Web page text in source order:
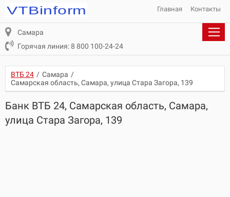
Главная Контакты
Самара
Горячая линия: 8 800 100-24-24
ВТБ 24 / Самара /
Самарская область, Самара, улица Стара Загора, 139
Банк ВТБ 24, Самарская область, Самара,
улица Стара Загора, 139